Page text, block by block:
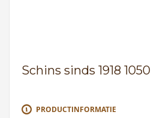
Schins sinds 1918 1050
PRODUCTINFORMATIE